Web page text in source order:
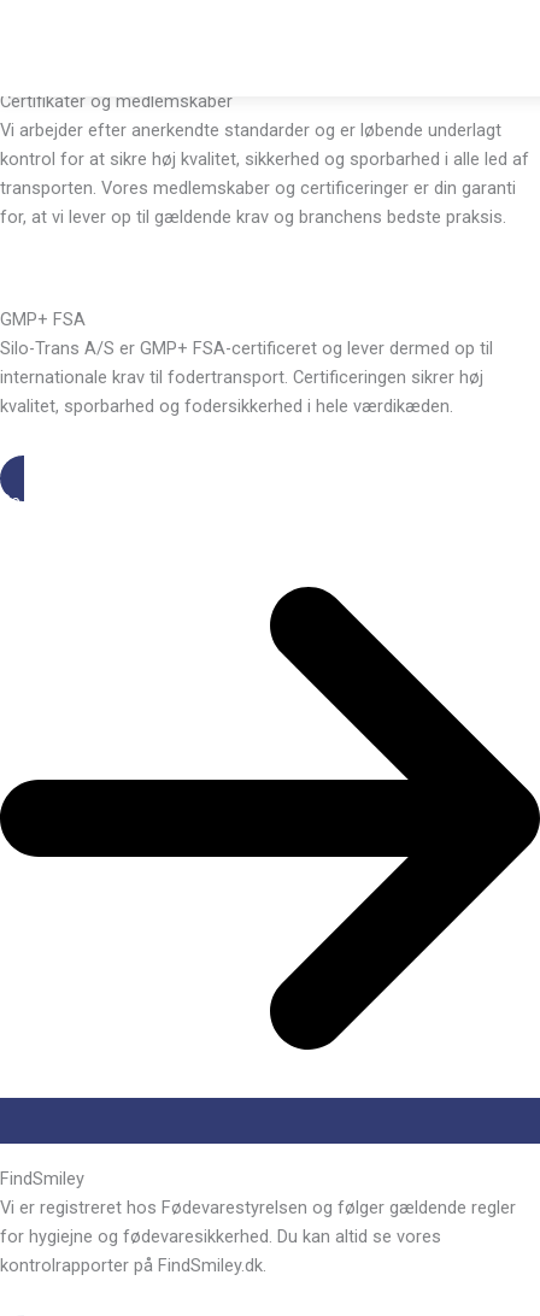
Certifikater og medlemskaber
Vi arbejder efter anerkendte standarder og er løbende underlagt
kontrol for at sikre høj kvalitet, sikkerhed og sporbarhed i alle led af
transporten. Vores medlemskaber og certificeringer er din garanti
for, at vi lever op til gældende krav og branchens bedste praksis.
GMP+ FSA
Silo-Trans A/S er GMP+ FSA-certificeret og lever dermed op til
internationale krav til fodertransport. Certificeringen sikrer høj
kvalitet, sporbarhed og fodersikkerhed i hele værdikæden.
Se certifikat her
FindSmiley
Vi er registreret hos Fødevarestyrelsen og følger gældende regler
for hygiejne og fødevaresikkerhed. Du kan altid se vores
kontrolrapporter på FindSmiley.dk.